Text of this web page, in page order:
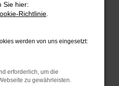
ERROR
aufgetreten.
die dir helfen können:
und deine
zum Beispiel
Sie hier:
Richtlinie
werden von uns eingesetzt:
erforderlich, um die
zu gewährleisten.